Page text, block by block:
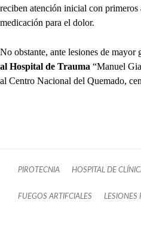
reciben atención inicial con
medicación para el dolor.
No obstante, ante lesiones de mayor
al Hospital de Trauma “Manuel
al Centro Nacional del Quemado,
PIROTECNIA HOSPITAL DE
FUEGOS ARTIFCIALES LESIONES